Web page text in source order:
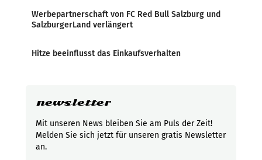
Werbepartnerschaft von FC Red Bull Salzburg und
SalzburgerLand verlängert
Hitze beeinflusst das Einkaufsverhalten
newsletter
Mit unseren News bleiben Sie am Puls der Zeit!
Melden Sie sich jetzt für unseren gratis Newsletter
an.